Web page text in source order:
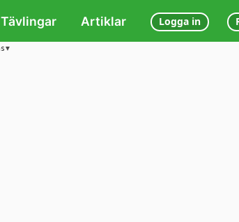
Tävlingar Artiklar Logga in